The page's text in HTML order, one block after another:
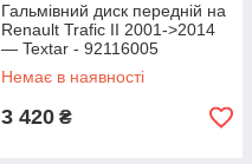
Гальмівний диск передній на
Renault Trafic II 2001->2014
— Textar - 92116005
Немає в наявності
3 420 ₴